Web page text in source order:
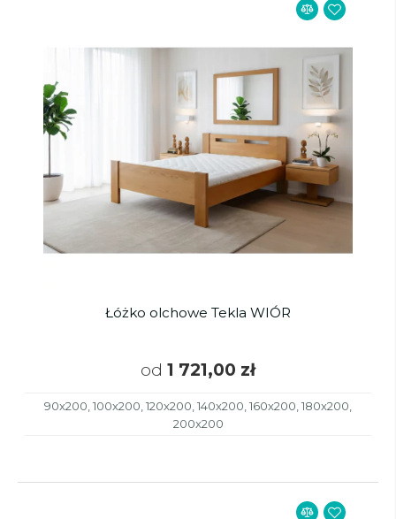
Łóżko olchowe Tekla WIÓR
od 1 721,00 zł
90x200, 100x200, 120x200, 140x200, 160x200, 180x200,
200x200